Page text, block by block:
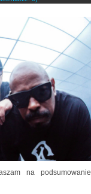
na podsumowanie